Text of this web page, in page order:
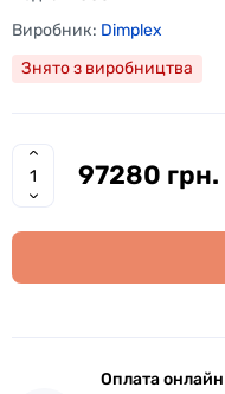
Виробник: Dimplex
Знято з виробництва
97280 грн.
Оплата онлайн